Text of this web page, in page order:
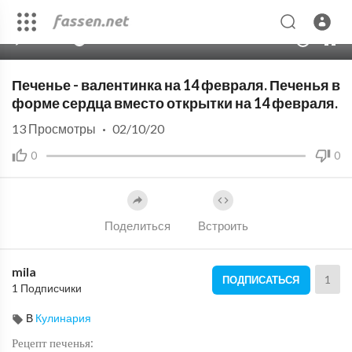
Печенье - валентинка на 14 февраля. Печенья в
форме сердца вместо открытки на 14 февраля.
0 0
13 Просмотры · 02/10/20
Поделиться Встроить
mila
1 Подписчики
ПОДПИСАТЬСЯ 1
В Кулинария
Рецепт печенья: